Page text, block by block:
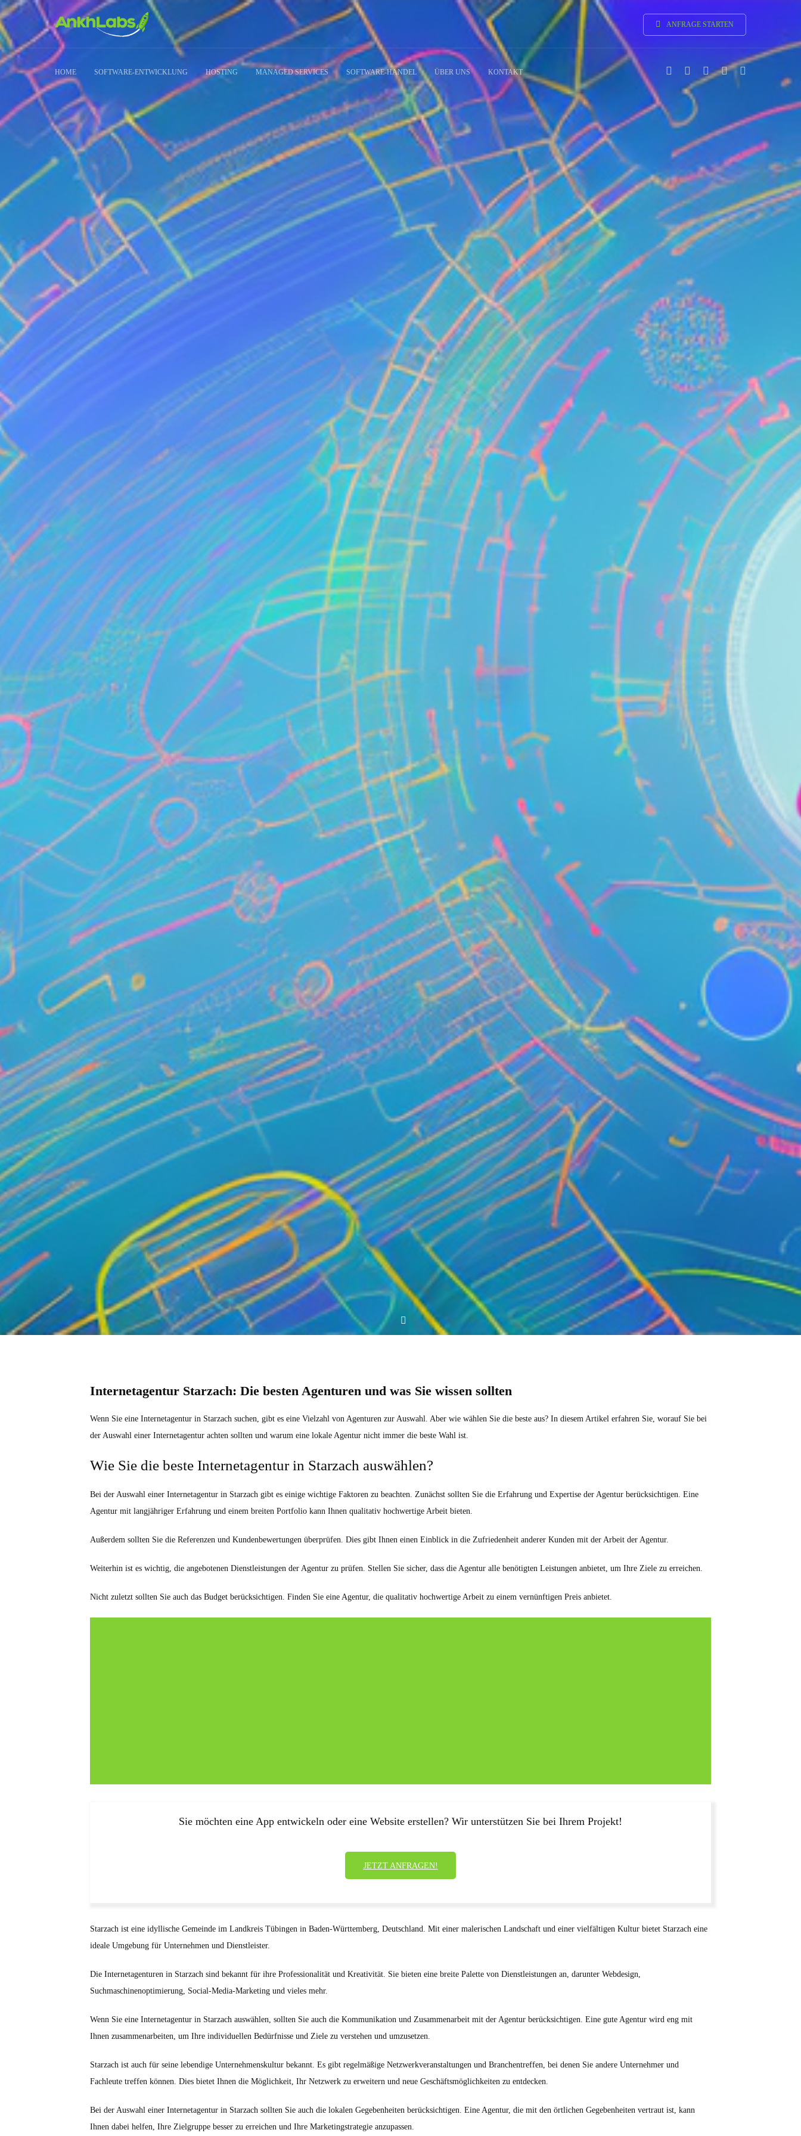
ANFRAGE STARTEN
HOME SOFTWARE-ENTWICKLUNG HOSTING MANAGED SERVICES SOFTWARE-HANDEL ÜBER UNS KONTAKT
Internetagentur Starzach: Die besten Agenturen und was Sie wissen sollten
Wenn Sie eine Internetagentur in Starzach suchen, gibt es eine Vielzahl von Agenturen zur Auswahl. Aber wie wählen Sie die beste aus? In diesem Artikel erfahren Sie, worauf Sie bei
der Auswahl einer Internetagentur achten sollten und warum eine lokale Agentur nicht immer die beste Wahl ist.
Wie Sie die beste Internetagentur in Starzach auswählen?
Bei der Auswahl einer Internetagentur in Starzach gibt es einige wichtige Faktoren zu beachten. Zunächst sollten Sie die Erfahrung und Expertise der Agentur berücksichtigen. Eine
Agentur mit langjähriger Erfahrung und einem breiten Portfolio kann Ihnen qualitativ hochwertige Arbeit bieten.
Außerdem sollten Sie die Referenzen und Kundenbewertungen überprüfen. Dies gibt Ihnen einen Einblick in die Zufriedenheit anderer Kunden mit der Arbeit der Agentur.
Weiterhin ist es wichtig, die angebotenen Dienstleistungen der Agentur zu prüfen. Stellen Sie sicher, dass die Agentur alle benötigten Leistungen anbietet, um Ihre Ziele zu erreichen.
Nicht zuletzt sollten Sie auch das Budget berücksichtigen. Finden Sie eine Agentur, die qualitativ hochwertige Arbeit zu einem vernünftigen Preis anbietet.
Sie möchten eine App entwickeln oder eine Website erstellen? Wir unterstützen Sie bei Ihrem Projekt!
JETZT ANFRAGEN!
Starzach ist eine idyllische Gemeinde im Landkreis Tübingen in Baden-Württemberg, Deutschland. Mit einer malerischen Landschaft und einer vielfältigen Kultur bietet Starzach eine
ideale Umgebung für Unternehmen und Dienstleister.
Die Internetagenturen in Starzach sind bekannt für ihre Professionalität und Kreativität. Sie bieten eine breite Palette von Dienstleistungen an, darunter Webdesign,
Suchmaschinenoptimierung, Social-Media-Marketing und vieles mehr.
Wenn Sie eine Internetagentur in Starzach auswählen, sollten Sie auch die Kommunikation und Zusammenarbeit mit der Agentur berücksichtigen. Eine gute Agentur wird eng mit
Ihnen zusammenarbeiten, um Ihre individuellen Bedürfnisse und Ziele zu verstehen und umzusetzen.
Starzach ist auch für seine lebendige Unternehmenskultur bekannt. Es gibt regelmäßige Netzwerkveranstaltungen und Branchentreffen, bei denen Sie andere Unternehmer und
Fachleute treffen können. Dies bietet Ihnen die Möglichkeit, Ihr Netzwerk zu erweitern und neue Geschäftsmöglichkeiten zu entdecken.
Bei der Auswahl einer Internetagentur in Starzach sollten Sie auch die lokalen Gegebenheiten berücksichtigen. Eine Agentur, die mit den örtlichen Gegebenheiten vertraut ist, kann
Ihnen dabei helfen, Ihre Zielgruppe besser zu erreichen und Ihre Marketingstrategie anzupassen.